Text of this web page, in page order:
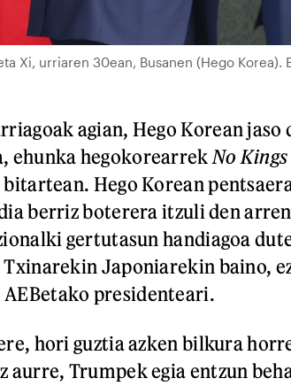
Xi, urriaren 30ean, Busanen (Hego Korea).
agian, Hego Korean
ehunka hegokorearrek No Kings
bitartean. Hego Korean
berriz boterera itzuli den
gertutasun handiagoa
Japoniarekin baino,
AEBetako presidenteari.
hori guztia azken bilkura
aurre, Trumpek egia entzun